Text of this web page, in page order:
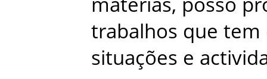
trabalhos que tem
situações e